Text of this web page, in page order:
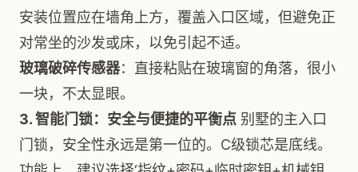
安装位置应在墙角上方，覆盖入口区域，但避免正
对常坐的沙发或床，以免引起不适。
玻璃破碎传感器：直接粘贴在玻璃窗的角落，很小
一块，不太显眼。
3. 智能门锁：安全与便捷的平衡点 别墅的主入口
门锁，安全性永远是第一位的。C级锁芯是底线。